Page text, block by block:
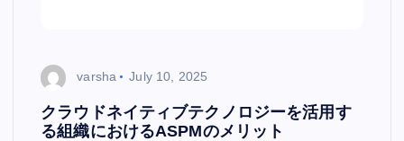
varsha July 10, 2025
クラウドネイティブテクノロジーを活用す
る組織におけるASPMのメリット